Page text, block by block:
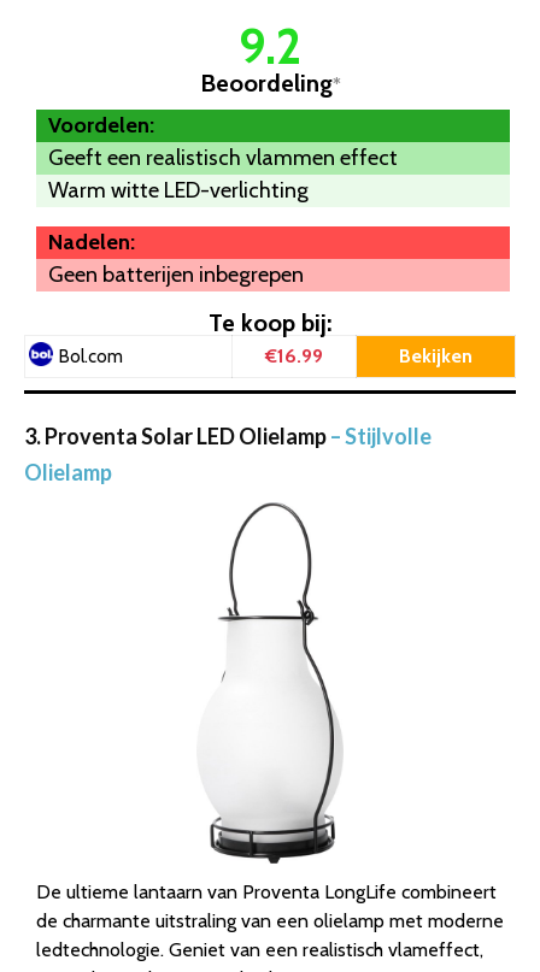
9.2
Beoordeling*
Voordelen:
Geeft een realistisch vlammen effect
Warm witte LED-verlichting
Nadelen:
Geen batterijen inbegrepen
Te koop bij:
Bol.com €16.99 Bekijken
3. Proventa Solar LED Olielamp– Stijlvolle
Olielamp
De ultieme lantaarn van Proventa LongLife combineert
de charmante uitstraling van een olielamp met moderne
ledtechnologie. Geniet van een realistisch vlameffect,